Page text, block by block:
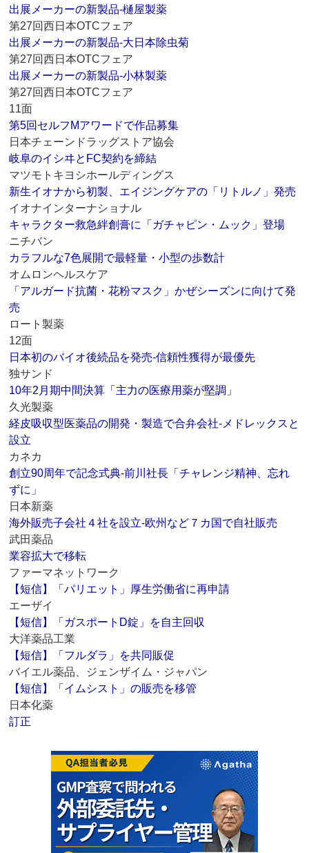
出展メーカーの新製品‐樋屋製薬
第27回西日本OTCフェア
出展メーカーの新製品‐大日本除虫菊
第27回西日本OTCフェア
出展メーカーの新製品‐小林製薬
第27回西日本OTCフェア
11面
第5回セルフMアワードで作品募集
日本チェーンドラッグストア協会
岐阜のイシヰとFC契約を締結
マツモトキヨシホールディングス
新生イオナから初製、エイジングケアの「リトルノ」発売
イオナインターナショナル
キャラクター救急絆創膏に「ガチャピン・ムック」登場
ニチバン
カラフルな7色展開で最軽量・小型の歩数計
オムロンヘルスケア
「アルガード抗菌・花粉マスク」かぜシーズンに向けて発
売
ロート製薬
12面
日本初のバイオ後続品を発売‐信頼性獲得が最優先
独サンド
10年2月期中間決算「主力の医療用薬が堅調」
久光製薬
経皮吸収型医薬品の開発・製造で合弁会社‐メドレックスと
設立
カネカ
創立90周年で記念式典‐前川社長「チャレンジ精神、忘れ
ずに」
日本新薬
海外販売子会社４社を設立‐欧州など７カ国で自社販売
武田薬品
業容拡大で移転
ファーマネットワーク
【短信】「パリエット」厚生労働省に再申請
エーザイ
【短信】「ガスポートD錠」を自主回収
大洋薬品工業
【短信】「フルダラ」を共同販促
バイエル薬品、ジェンザイム・ジャパン
【短信】「イムシスト」の販売を移管
日本化薬
訂正